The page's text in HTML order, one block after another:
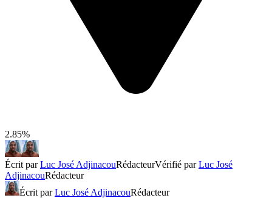
2.85%
Écrit parLuc José AdjinacouRédacteurVérifié parLuc José
AdjinacouRédacteur
Écrit parLuc José AdjinacouRédacteur